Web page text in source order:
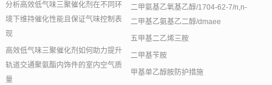
分析高效低气味三聚催化剂在不同环
境下维持催化性能且保证气味控制表
现
高效低气味三聚催化剂如何助力提升
轨道交通聚氨酯内饰件的室内空气质
量
二甲氨基乙氧基乙醇/1704-62-7/n,n-
二甲基乙氨基乙二醇/dmaee
五甲基二乙烯三胺
二甲基苄胺
甲基单乙醇胺防护措施